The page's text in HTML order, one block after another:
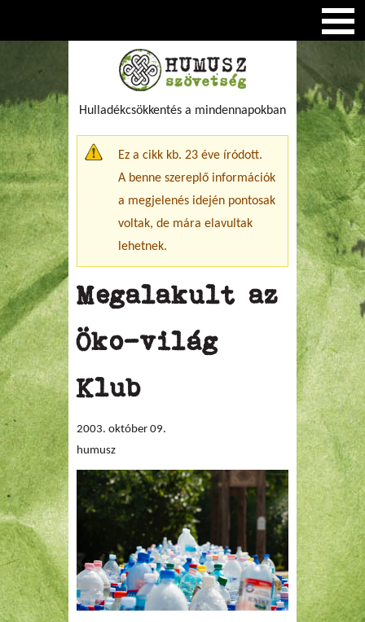
Hulladékcsökkentés a mindennapokban
Figyelmeztető üzenet
Ez a cikk kb. 23 éve íródott.
A benne szereplő információk
a megjelenés idején pontosak
voltak, de mára elavultak
lehetnek.
Megalakult az
Öko-világ
Klub
2003. október 09.
humusz